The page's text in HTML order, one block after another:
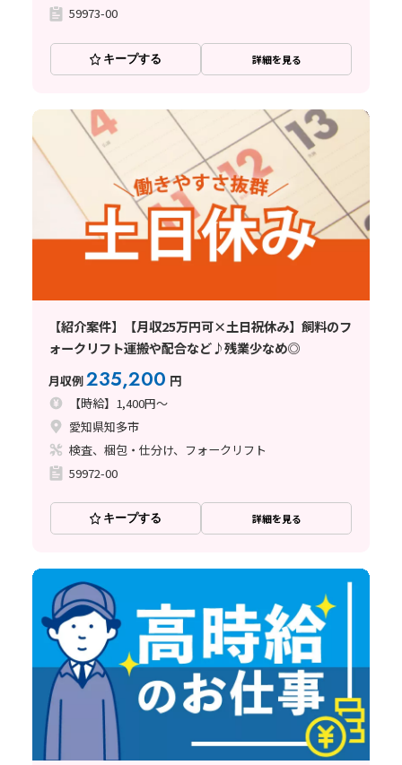
59973-00
キープする 詳細を見る
【紹介案件】【月収25万円可×土日祝休み】飼料のフ
ォークリフト運搬や配合など♪残業少なめ◎
月収例235,200 円
【時給】1,400円～
愛知県知多市
検査、梱包・仕分け、フォークリフト
59972-00
キープする 詳細を見る